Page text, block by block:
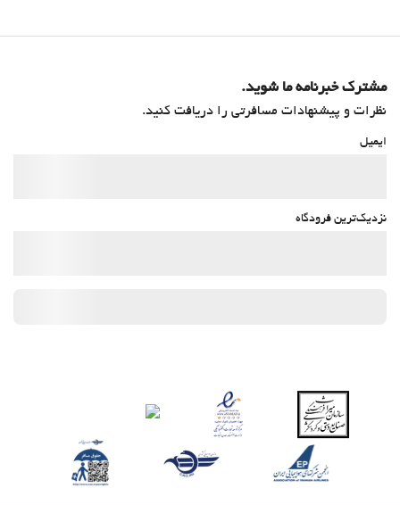
مشترک خبرنامه ما شوید.
نظرات و پیشنهادات مسافرتی را دریافت کنید.
ایمیل
نزدیک‌ترین فرودگاه